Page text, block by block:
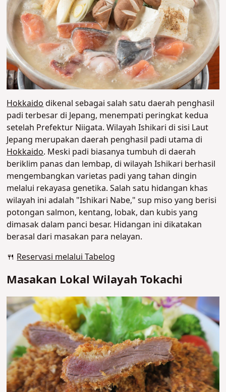
Hokkaidodikenal sebagai salah satu daerah penghasil
padi terbesar di Jepang, menempati peringkat kedua
setelah Prefektur Niigata. Wilayah Ishikari di sisi Laut
Jepang merupakan daerah penghasil padi utama di
Hokkaido. Meski padi biasanya tumbuh di daerah
beriklim panas dan lembap, di wilayah Ishikari berhasil
mengembangkan varietas padi yang tahan dingin
melalui rekayasa genetika. Salah satu hidangan khas
wilayah ini adalah "Ishikari Nabe," sup miso yang berisi
potongan salmon, kentang, lobak, dan kubis yang
dimasak dalam panci besar. Hidangan ini dikatakan
berasal dari masakan para nelayan.
🍴Reservasi melalui Tabelog
Masakan Lokal Wilayah Tokachi